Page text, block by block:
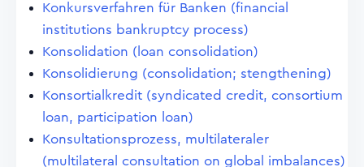
Konkursverfahren für Banken (financial
institutions bankruptcy process)
Konsolidation (loan consolidation)
Konsolidierung (consolidation; stengthening)
Konsortialkredit (syndicated credit, consortium
loan, participation loan)
Konsultationsprozess, multilateraler
(multilateral consultation on global imbalances)